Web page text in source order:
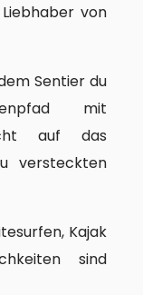
von
Sentier du
mit
auf das
versteckten
Kajak
sind